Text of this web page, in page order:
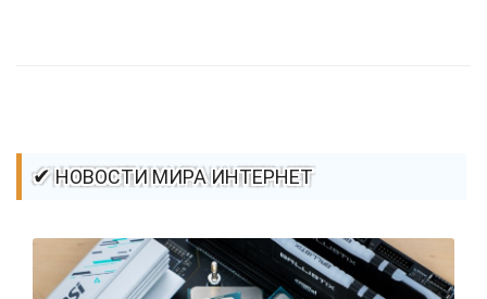
✔ НОВОСТИ МИРА ИНТЕРНЕТ